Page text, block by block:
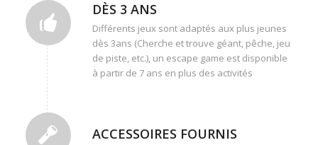
DÈS 3 ANS
Différents jeux sont adaptés aux plus jeunes
dès 3ans (Cherche et trouve géant, pêche, jeu
de piste, etc.), un escape game est disponible
à partir de 7 ans en plus des activités
ACCESSOIRES FOURNIS